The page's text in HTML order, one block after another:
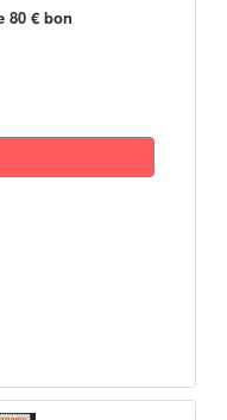
80 € bon